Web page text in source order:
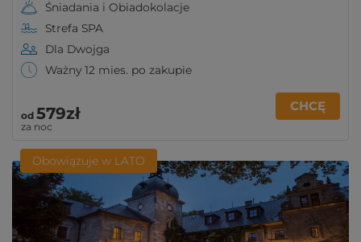
Śniadania i Obiadokolacje
Strefa SPA
Dla Dwojga
Ważny 12 mies. po zakupie
od 579zł
za noc
CHCĘ
Obowiązuje w LATO